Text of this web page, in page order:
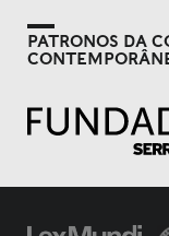
PATRONOS DA